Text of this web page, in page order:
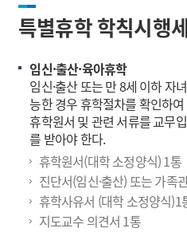
특별휴학 학칙시행
임신·출산·육아휴학
임신·출산 또는 만 8세 이하 자
능한 경우 휴학절차를 확인하
휴학원서 및 관련 서류를 교무
를 받아야 한다.
휴학원서(대학 소정양식) 1통
진단서(임신·출산) 또는 가족
휴학사유서 (대학 소정양식)1
지도교수 의견서 1통